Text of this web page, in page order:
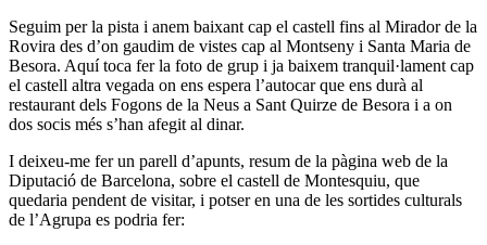
Seguim per la pista i anem baixant cap el castell fins al Mirador de la
Rovira des d’on gaudim de vistes cap al Montseny i Santa Maria de
Besora. Aquí toca fer la foto de grup i ja baixem tranquil·lament cap
el castell altra vegada on ens espera l’autocar que ens durà al
restaurant dels Fogons de la Neus a Sant Quirze de Besora i a on
dos socis més s’han afegit al dinar.
I deixeu-me fer un parell d’apunts, resum de la pàgina web de la
Diputació de Barcelona, sobre el castell de Montesquiu, que
quedaria pendent de visitar, i potser en una de les sortides culturals
de l’Agrupa es podria fer: